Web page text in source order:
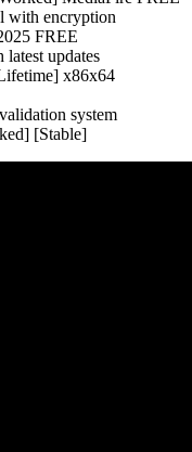
with encryption
FREE
updates
x86x64
system
[Stable]